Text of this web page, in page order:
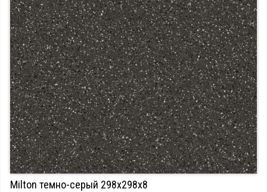
Milton темно-серый 298х298х8